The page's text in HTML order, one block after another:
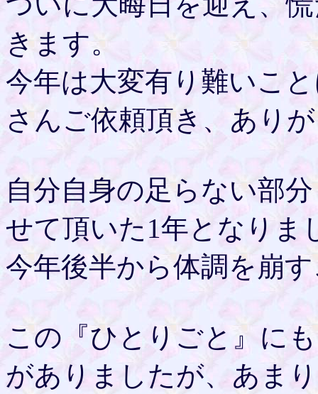
きます。
今年は大変有り難いこ
さんご依頼頂き、あり
自分自身の足らない部
せて頂いた1年となりま
今年後半から体調を崩
この『ひとりごと』に
がありましたが、あま